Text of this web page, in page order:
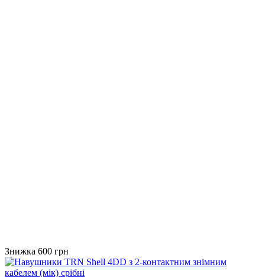
Знижка 600 грн